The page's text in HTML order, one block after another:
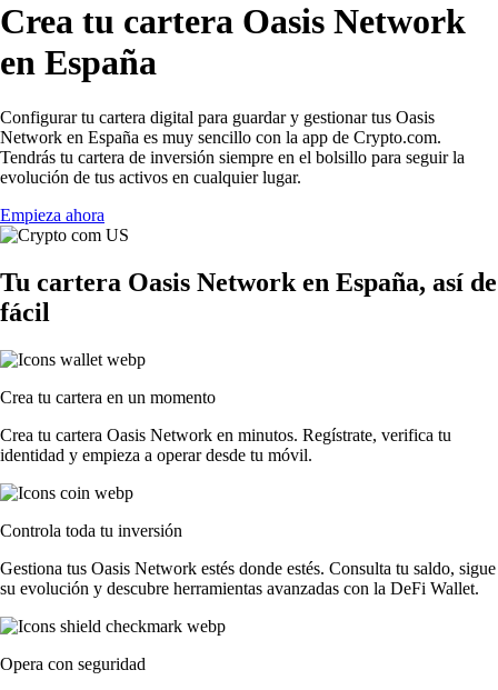
Crea tu cartera Oasis Network
en España
Configurar tu cartera digital para guardar y gestionar tus Oasis
Network en España es muy sencillo con la app de Crypto.com.
Tendrás tu cartera de inversión siempre en el bolsillo para seguir la
evolución de tus activos en cualquier lugar.
Empieza ahora
Tu cartera Oasis Network en España, así de
fácil
Crea tu cartera en un momento
Crea tu cartera Oasis Network en minutos. Regístrate, verifica tu
identidad y empieza a operar desde tu móvil.
Controla toda tu inversión
Gestiona tus Oasis Network estés donde estés. Consulta tu saldo, sigue
su evolución y descubre herramientas avanzadas con la DeFi Wallet.
Opera con seguridad